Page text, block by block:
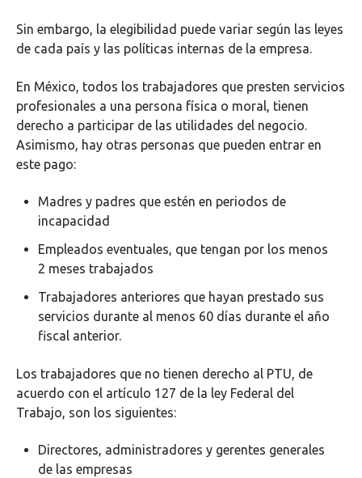
Sin embargo, la elegibilidad puede variar según las leyes
de cada país y las políticas internas de la empresa.
En México, todos los trabajadores que presten servicios
profesionales a una persona física o moral, tienen
derecho a participar de las utilidades del negocio.
Asimismo, hay otras personas que pueden entrar en
este pago:
Madres y padres que estén en periodos de
incapacidad
Empleados eventuales, que tengan por los menos
2 meses trabajados
Trabajadores anteriores que hayan prestado sus
servicios durante al menos 60 días durante el año
fiscal anterior.
Los trabajadores que no tienen derecho al PTU, de
acuerdo con el artículo 127 de la ley Federal del
Trabajo, son los siguientes:
Directores, administradores y gerentes generales
de las empresas